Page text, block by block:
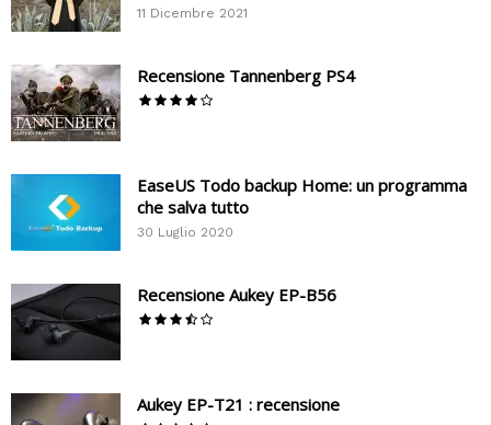
11 Dicembre 2021
Recensione Tannenberg PS4
EaseUS Todo backup Home: un programma
che salva tutto
30 Luglio 2020
Recensione Aukey EP-B56
Aukey EP-T21 : recensione